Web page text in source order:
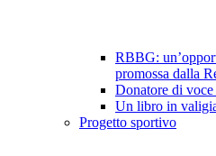
RBBG:
promossa dalla
Donatore di
Un libro in
Progetto sportivo